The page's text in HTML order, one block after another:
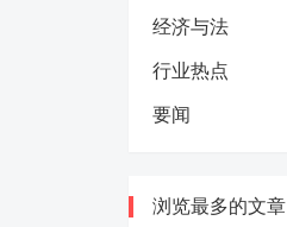
经济与法
行业热点
要闻
浏览最多的文章